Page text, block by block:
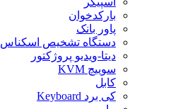
بارکدخوان
پاور بانک
دستگاه تشخیص اسکناس
دیتا-ویدیو پروژکتور
سوییچ KVM
کابل
کی برد Keyboard